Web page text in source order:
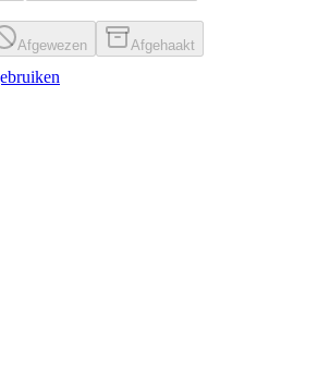
Afgewezen Afgehaakt